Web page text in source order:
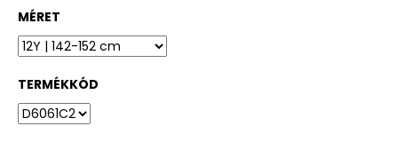
MÉRET
TERMÉKKÓD